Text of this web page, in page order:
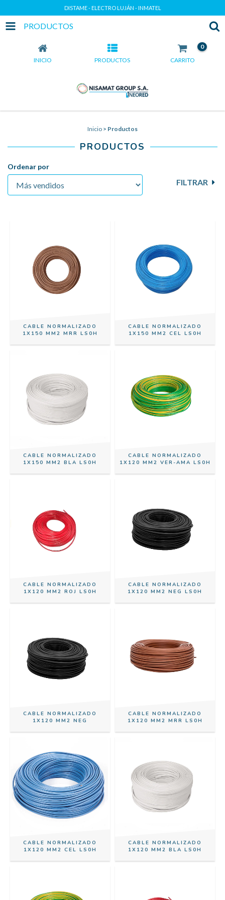
DISTAME - ELECTRO LUJÁN - INMATEL
PRODUCTOS
INICIO PRODUCTOS CARRITO
0
Inicio > Productos
PRODUCTOS
Ordenar por
FILTRAR
CABLE NORMALIZADO
1X150 MM2 MRR LS0H
CABLE NORMALIZADO
1X150 MM2 CEL LS0H
CABLE NORMALIZADO
1X150 MM2 BLA LS0H
CABLE NORMALIZADO
1X120 MM2 VER-AMA LS0H
CABLE NORMALIZADO
1X120 MM2 ROJ LS0H
CABLE NORMALIZADO
1X120 MM2 NEG LS0H
CABLE NORMALIZADO
1X120 MM2 NEG
CABLE NORMALIZADO
1X120 MM2 MRR LS0H
CABLE NORMALIZADO
1X120 MM2 CEL LS0H
CABLE NORMALIZADO
1X120 MM2 BLA LS0H